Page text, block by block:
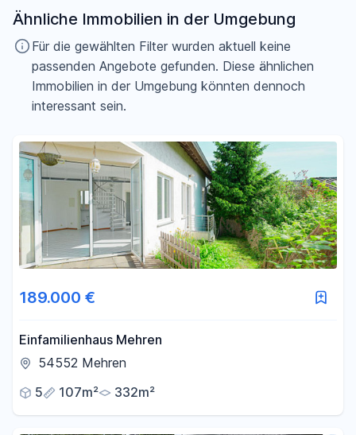
Preis
Fläche
m²
Filter für Fläche zurücksetzen
Ähnliche Immobilien in der Umgebung
Für die gewählten Filter wurden aktuell keine
passenden Angebote gefunden. Diese ähnlichen
Immobilien in der Umgebung könnten dennoch
interessant sein.
189.000 €
Einfamilienhaus Mehren
54552 Mehren
5
107m² 332m²